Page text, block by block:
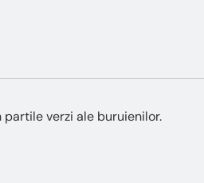
verzi ale buruienilor.